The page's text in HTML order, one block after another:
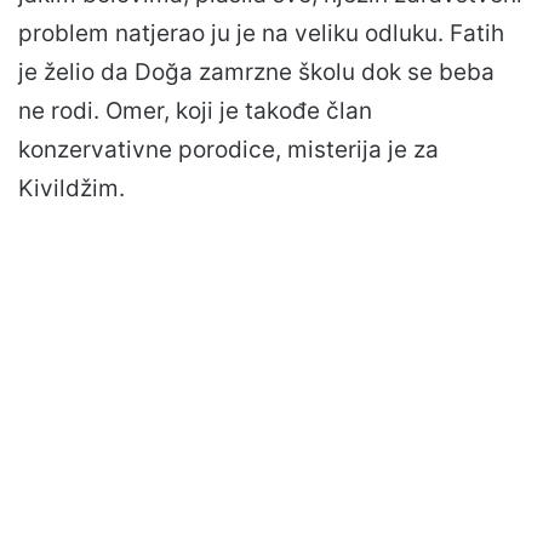
problem natjerao ju je na veliku odluku. Fatih
je želio da Doğa zamrzne školu dok se beba
ne rodi. Omer, koji je takođe član
konzervativne porodice, misterija je za
Kivildžim.